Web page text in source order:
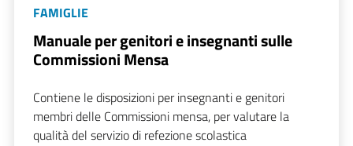
FAMIGLIE
Manuale per genitori e insegnanti sulle
Commissioni Mensa
Contiene le disposizioni per insegnanti e genitori
membri delle Commissioni mensa, per valutare la
qualità del servizio di refezione scolastica